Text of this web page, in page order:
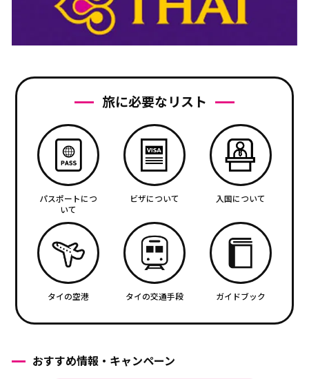
旅に必要なリスト
パスポートにつ
いて
ビザについて 入国について
タイの空港 タイの交通手段 ガイドブック
おすすめ情報・キャンペーン